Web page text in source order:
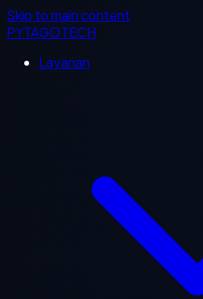
Skip to main content
PYTAGOTECH
Layanan